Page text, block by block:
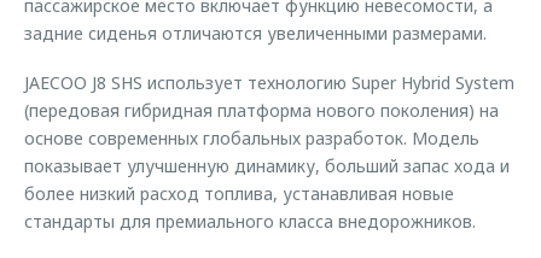
пассажирское место включает функцию невесомости, а
задние сиденья отличаются увеличенными размерами.
JAECOO J8 SHS использует технологию Super Hybrid System
(передовая гибридная платформа нового поколения) на
основе современных глобальных разработок. Модель
показывает улучшенную динамику, больший запас хода и
более низкий расход топлива, устанавливая новые
стандарты для премиального класса внедорожников.